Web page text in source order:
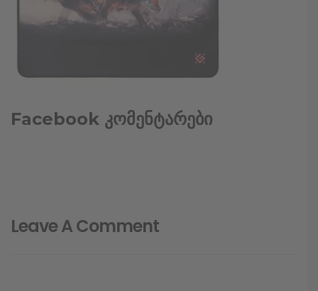
Facebook კომენტარები
Leave A Comment